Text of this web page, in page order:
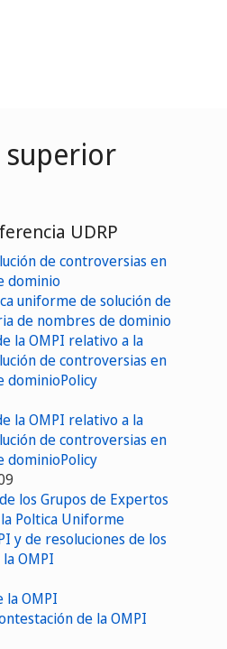
superior
UDRP
de controversias en
dominio
uniforme de solución de
de nombres de dominio
la OMPI relativo a la
de controversias en
dominioPolicy
la OMPI relativo a la
de controversias en
dominioPolicy
los Grupos de Expertos
Poltica Uniforme
y de resoluciones de los
OMPI
la OMPI
de la OMPI